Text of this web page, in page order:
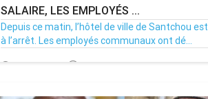
SALAIRE, LES EMPLOYÉS ...
Depuis ce matin, l’hôtel de ville de Santchou est
à l’arrêt. Les employés communaux ont dé...
20/07/26 Par MenouActu 0